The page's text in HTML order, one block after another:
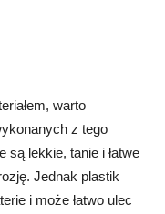
warto
z tego
są lekkie, tanie i łatwe
Jednak plastik
i może łatwo ulec